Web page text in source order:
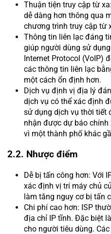
Thuận tiện truy cập từ
dễ dàng hơn thông qua
chương trình truy cập từ
Thông tin liên lạc đáng
giúp người dùng sử
Internet Protocol (VoIP)
các thông tin liên lạc
một cách ổn định hơn.
Dịch vụ định vị địa lý
dịch vụ có thể xác định
sử dụng dịch vụ thời tiết
nhận được dự báo
vì một thành phố khác
2.2. Nhược điểm
Dễ bị tấn công hơn: Với
xác định vị trí máy chủ
làm tăng nguy cơ bị tấn
Chi phí cao hơn: ISP
địa chỉ IP tĩnh. Đặc biệt
cho người tiêu dùng.